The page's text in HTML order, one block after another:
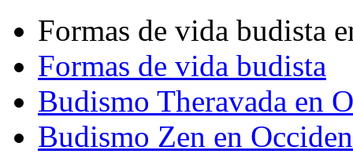
Formas de vida budista
Formas de vida budista
Budismo Theravada en
Budismo Zen en